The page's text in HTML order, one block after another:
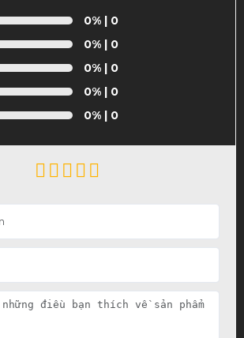
0%| 0
0%| 0
0%| 0
0%| 0
0%| 0